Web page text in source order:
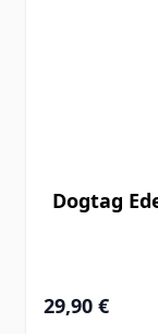
Dogtag
29,90 €